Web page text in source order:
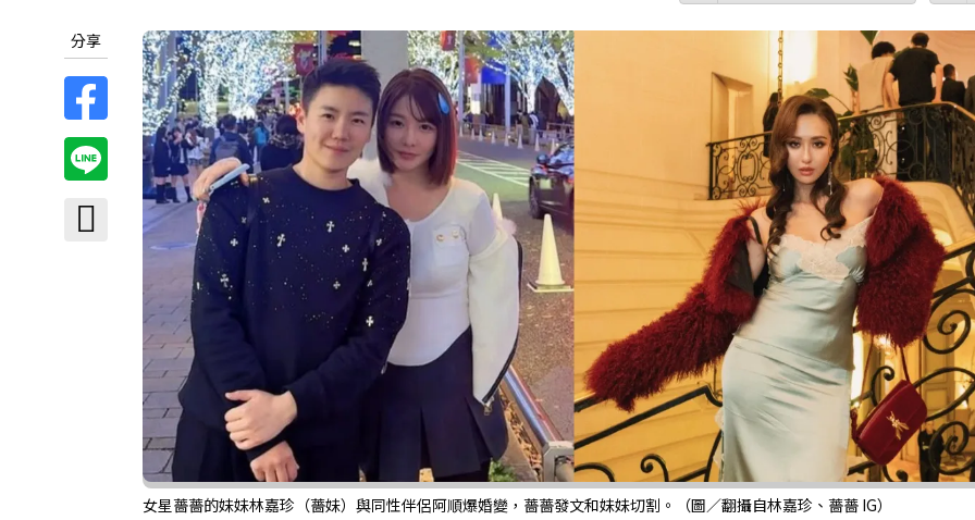
分享
女星薔薔的妹妹林嘉珍（薔妹）與同性伴侶阿順爆婚變，薔薔發文和妹妹切割。（圖／翻攝自林嘉珍、薔薔 IG）